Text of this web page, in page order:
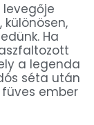
levegője
Ha
a legenda
séta után
ember